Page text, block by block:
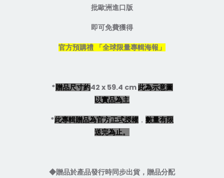
批歐洲進口版
即可免費獲得
官方預購禮 「全球限量專輯海報」
*贈品尺寸約42 x 59.4 cm此為示意圖
以實品為主
*此專輯贈品為官方正式授權，數量有限
送完為止。
◆贈品於產品發行時同步出貨，贈品分配